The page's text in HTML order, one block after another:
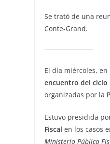
Se trató de una
Conte-Grand.
El día miércoles, en
encuentro del ciclo
organizadas por la
Estuvo presidida
Fiscal en los casos
Ministerio Público